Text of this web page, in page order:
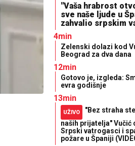
"Vaša hrabrost
sve naše ljude u
zahvalio srpskim
4min
Zelenski dolazi kod
Beograd za dva dana
12min
Gotovo je, izgleda:
evra godišnje
13min
UŽIVO
"Bez straha
naših prijatelja" Vučić
Srpski vatrogasci i
požare u Španiji